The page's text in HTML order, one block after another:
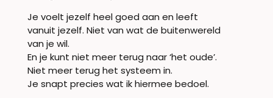
Je voelt jezelf heel goed aan en leeft
vanuit jezelf. Niet van wat de buitenwereld
van je wil.
En je kunt niet meer terug naar ‘het oude’.
Niet meer terug het systeem in.
Je snapt precies wat ik hiermee bedoel.